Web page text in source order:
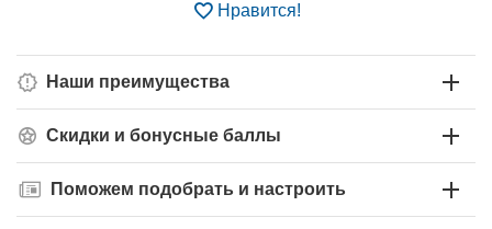
Нравится!
Наши преимущества
Скидки и бонусные баллы
Поможем подобрать и настроить